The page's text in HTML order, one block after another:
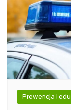
Prewencja i